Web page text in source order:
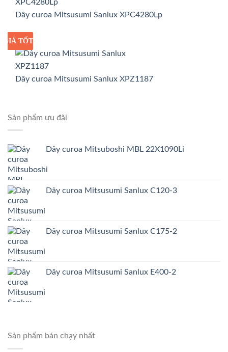
Dây curoa Mitsusumi Sanlux XPC4280Lp
GIÁ SỈ
GIÁ TỐT
Dây curoa Mitsusumi Sanlux XPZ1187
Sản phẩm ưu đãi
Dây curoa Mitsuboshi MBL 22X1090Li
Dây curoa Mitsusumi Sanlux C120-3
Dây curoa Mitsusumi Sanlux C175-2
Dây curoa Mitsusumi Sanlux E400-2
Sản phẩm bán chạy nhất